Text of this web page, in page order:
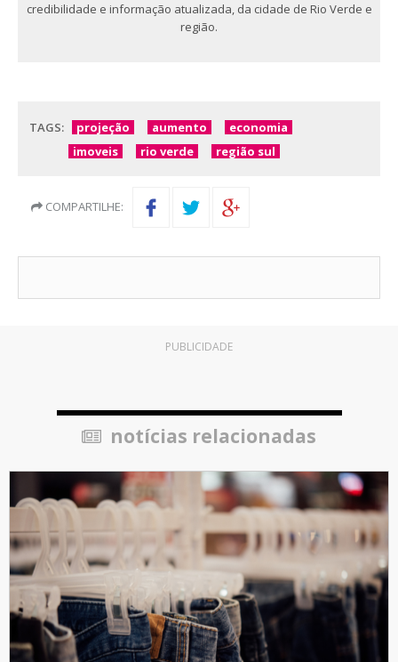
credibilidade e informação atualizada, da cidade de Rio Verde e
região.
TAGS: projeção aumento
economia
imoveis
rio verde região sul
COMPARTILHE:
PUBLICIDADE
notícias relacionadas